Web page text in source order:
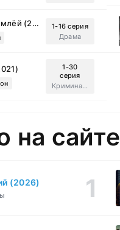
Под землёй (2026)
1-16 серия
Драма
1-30
серия
Криминал, Комедия
на сайте
(2026)